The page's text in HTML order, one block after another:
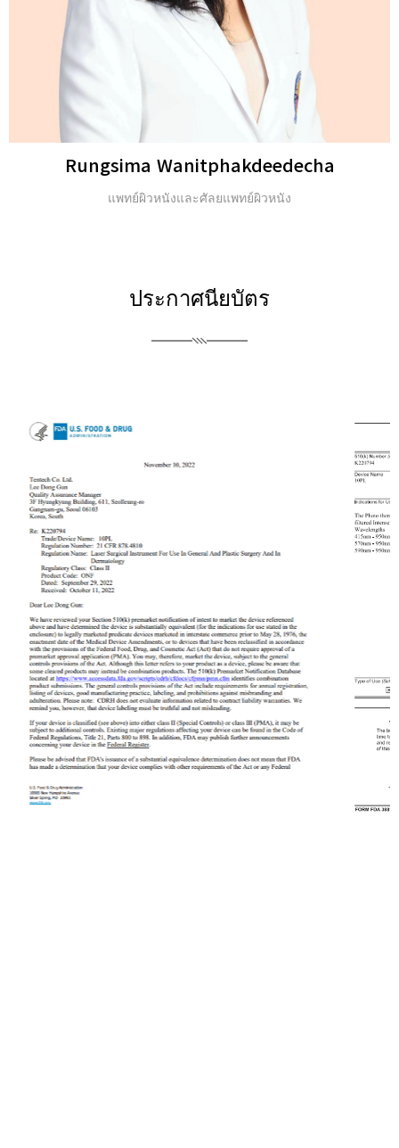
Michael H. Gold
ปริญญาตรี และ Fellow of the American Academy of
ประกาศนียบัตร